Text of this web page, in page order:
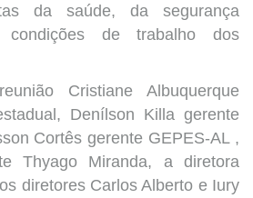
da saúde, da segurança
de trabalho dos
Cristiane Albuquerque
Denílson Killa gerente
Cortês gerente GEPES-AL ,
Thyago Miranda, a diretora
diretores Carlos Alberto e Iury